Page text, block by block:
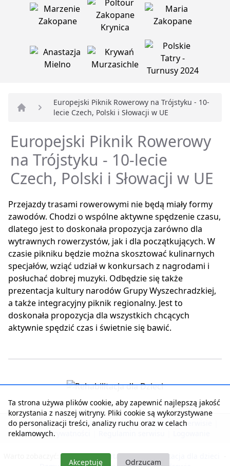
Strona główna
Europejski Piknik Rowerowy na Trójstyku - 10-
lecie Czech, Polski i Słowacji w UE
Europejski Piknik Rowerowy
na Trójstyku - 10-lecie
Czech, Polski i Słowacji w UE
Przejazdy trasami rowerowymi nie będą miały formy
zawodów. Chodzi o wspólne aktywne spędzenie czasu,
dlatego jest to doskonała propozycja zarówno dla
wytrawnych rowerzystów, jak i dla początkujących. W
czasie pikniku będzie można skosztować kulinarnych
specjałów, wziąć udział w konkursach z nagrodami i
posłuchać dobrej muzyki. Odbędzie się także
prezentacja kultury narodów Grupy Wyszechradzkiej,
a także integracyjny piknik regionalny. Jest to
doskonała propozycja dla wszystkich chcących
aktywnie spędzić czas i świetnie się bawić.
Strona główna | Kontakt z serwisem | Reklama w serwisie
Polityka prywatności
Warto zobaczyć: Nasza rehabilitacja - Rehabilitacja dla dzieci
Ta strona używa plików cookie, aby zapewnić najlepszą jakość
korzystania z naszej witryny. Pliki cookie są wykorzystywane
do personalizacji treści, analizy ruchu oraz w celach
reklamowych.
Akceptuję Odrzucam